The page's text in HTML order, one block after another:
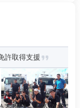
許取得支援